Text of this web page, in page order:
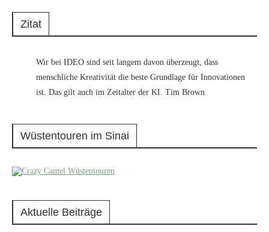
Zitat
Wir bei IDEO sind seit langem davon überzeugt, dass
menschliche Kreativität die beste Grundlage für Innovationen
ist. Das gilt auch im Zeitalter der KI. Tim Brown
Wüstentouren im Sinai
Aktuelle Beiträge